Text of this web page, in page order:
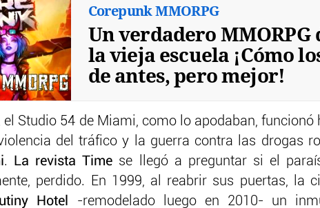
Corepunk MMORPG
Un verdadero MMORPG
la vieja escuela ¡Cómo
de antes, pero mejor!
el Studio 54 de Miami, como lo apodaban, funcionó
del tráfico y la guerra contra las drogas
. La revista Time se llegó a preguntar si el
perdido. En 1999, al reabrir sus puertas, la
Hotel -remodelado luego en 2010- un